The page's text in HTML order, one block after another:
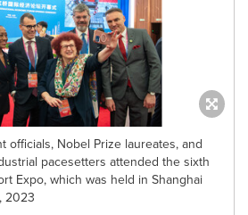
officials, Nobel Prize laureates, and
pacesetters attended the sixth
Expo, which was held in Shanghai
2023